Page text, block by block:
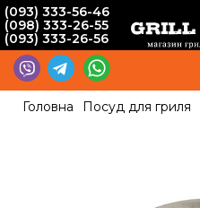
(093) 333-56-46
(098) 333-26-55
(093) 333-26-56
Головна Посуд для гриля